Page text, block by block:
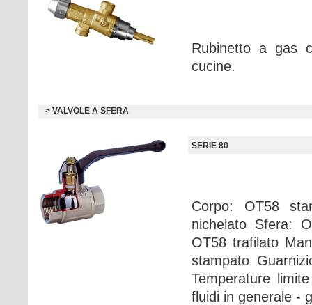
Rubinetto a gas
cucine.
> VALVOLE A SFERA
SERIE 80
Corpo: OT58
nichelato Sfera:
OT58 trafilato
stampato
Temperature
fluidi in generale -